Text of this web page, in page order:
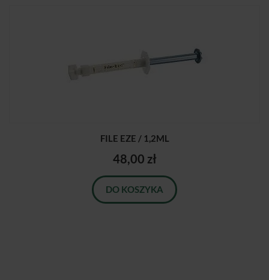
FILE EZE / 1,2ML
48,00 zł
DO KOSZYKA